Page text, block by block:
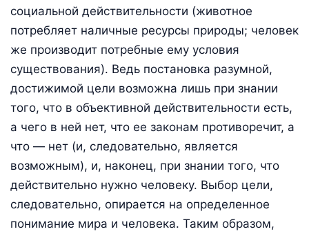
социальной действительности (животное
потребляет наличные ресурсы природы; человек
же производит потребные ему условия
существования). Ведь постановка разумной,
достижимой цели возможна лишь при знании
того, что в объективной действительности есть,
а чего в ней нет, что ее законам противоречит, а
что — нет (и, следовательно, является
возможным), и, наконец, при знании того, что
действительно нужно человеку. Выбор цели,
следовательно, опирается на определенное
понимание мира и человека. Таким образом,